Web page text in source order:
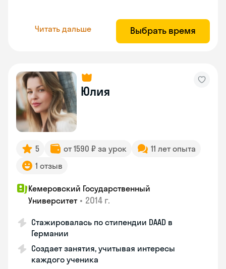
Читать дальше Выбрать время
Юлия
5 от 1590 ₽ за урок
11 лет опыта
1 отзыв
Кемеровский Государственный
Университет • 2014 г.
Стажировалась по стипендии DAAD в
Германии
Создает занятия, учитывая интересы
каждого ученика